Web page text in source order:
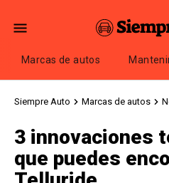
Marcas de autos
Siempre Auto Marcas de autos
3 innovaciones
que puedes